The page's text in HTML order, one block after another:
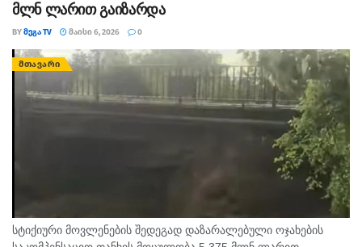
მლნ ლარით გაიზარდა
BYᲛᲔᲒᲐ TV ᲛᲐᲘᲡᲘ 6, 2026 0
ᲛᲗᲐᲕᲐᲠᲘ
სტიქიური მოვლენების შედეგად დაზარალებული ოჯახების